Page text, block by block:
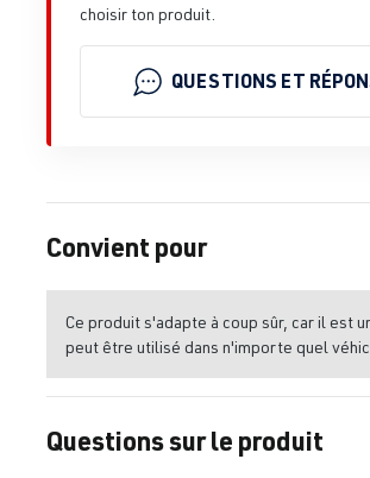
choisir ton produit.
QUESTIONS ET
Convient pour
Ce produit s'adapte à coup sûr, car il est
peut être utilisé dans n'importe quel
Questions sur le produit